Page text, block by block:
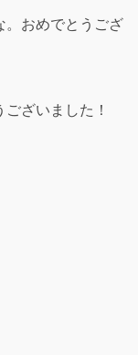
。おめでとうござ
ざいました！